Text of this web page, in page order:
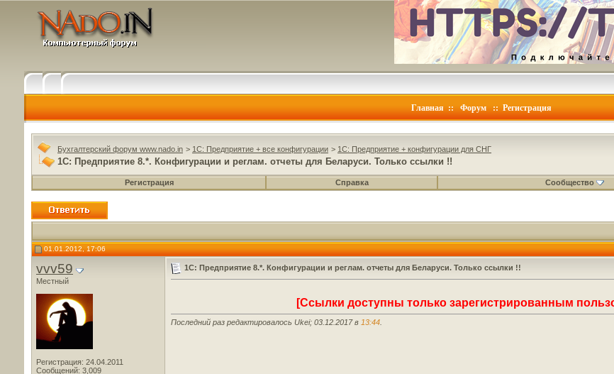
Главная :: Форум:: Регистрация
Бухгалтерский форум www.nado.in > 1C: Предприятие + все конфигурации > 1C: Предприятие + конфигурации для СНГ
1С: Предприятие 8.*. Конфигурации и реглам. отчеты для Беларуси. Только ссылки !!
Регистрация Справка Сообщество
01.01.2012, 17:06
vvv59
Местный
Регистрация: 24.04.2011
Сообщений: 3,009
1С: Предприятие 8.*. Конфигурации и реглам. отчеты для Беларуси. Только ссылки !!
[Ссылки доступны только зарегистрированным
Последний раз редактировалось Ukei; 03.12.2017 в 13:44